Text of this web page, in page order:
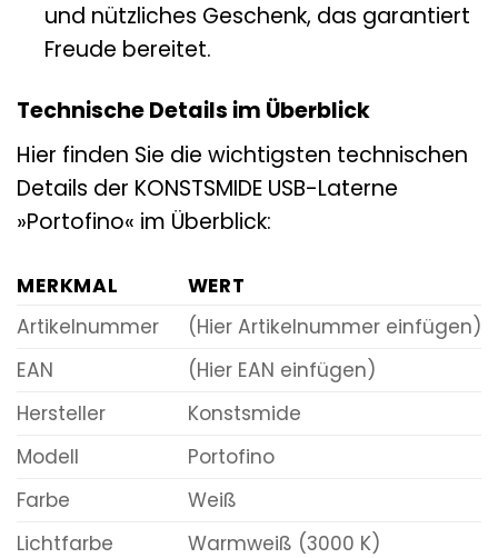
und nützliches Geschenk, das garantiert
Freude bereitet.
Technische Details im Überblick
Hier finden Sie die wichtigsten technischen
Details der KONSTSMIDE USB-Laterne
»Portofino« im Überblick:
MERKMAL
WERT
Artikelnummer
(Hier Artikelnummer einfügen)
EAN
(Hier EAN einfügen)
Hersteller
Konstsmide
Modell
Portofino
Farbe
Weiß
Lichtfarbe
Warmweiß (3000 K)